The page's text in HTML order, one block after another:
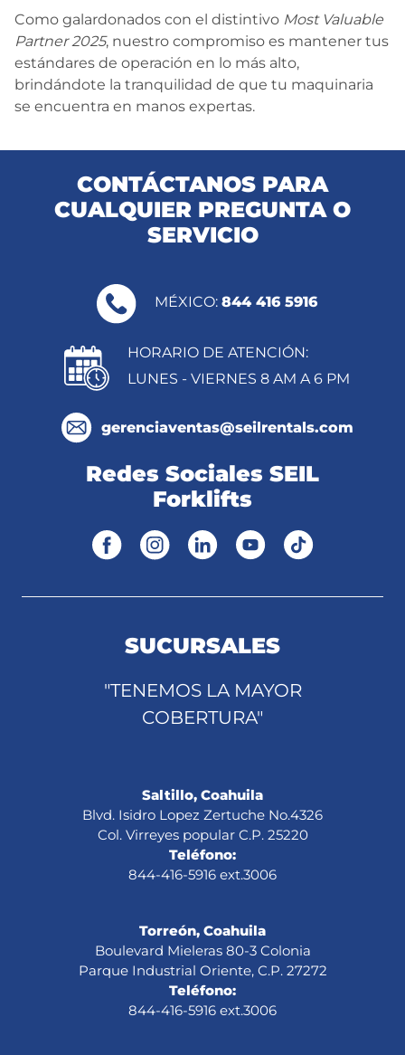
Como galardonados con el distintivo Most Valuable
Partner 2025, nuestro compromiso es mantener tus
estándares de operación en lo más alto,
brindándote la tranquilidad de que tu maquinaria
se encuentra en manos expertas.
CONTÁCTANOS PARA
CUALQUIER PREGUNTA O
SERVICIO
MÉXICO: 844 416 5916
HORARIO DE ATENCIÓN:
LUNES - VIERNES 8 AM A 6 PM
gerenciaventas@seilrentals.com
Redes Sociales SEIL
Forklifts
SUCURSALES
"TENEMOS LA MAYOR
COBERTURA"
Saltillo, Coahuila
Blvd. Isidro Lopez Zertuche No.4326
Col. Virreyes popular C.P. 25220
Teléfono:
844-416-5916 ext.3006
Torreón, Coahuila
Boulevard Mieleras 80-3 Colonia
Parque Industrial Oriente, C.P. 27272
Teléfono:
844-416-5916 ext.3006